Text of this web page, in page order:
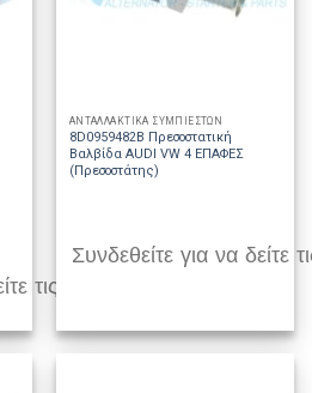
τις τιμές
ΑΝΤΑΛΛΑΚΤΙΚΑ ΣΥΜΠΙΕΣΤΩΝ
8D0959482B Πρεσοστατική
Βαλβίδα AUDI VW 4 ΕΠΑΦΕΣ
(Πρεσοστάτης)
Συνδεθείτε για να δείτε